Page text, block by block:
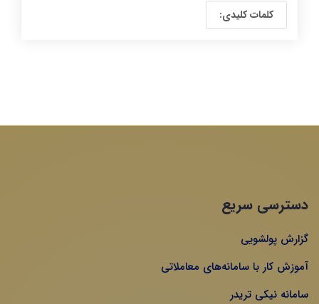
کلمات کلیدی:
دسترسی سریع
گزارش پولشویی
آموزش کار با سامانه‌های معاملاتی
سامانه نیکی تریدر